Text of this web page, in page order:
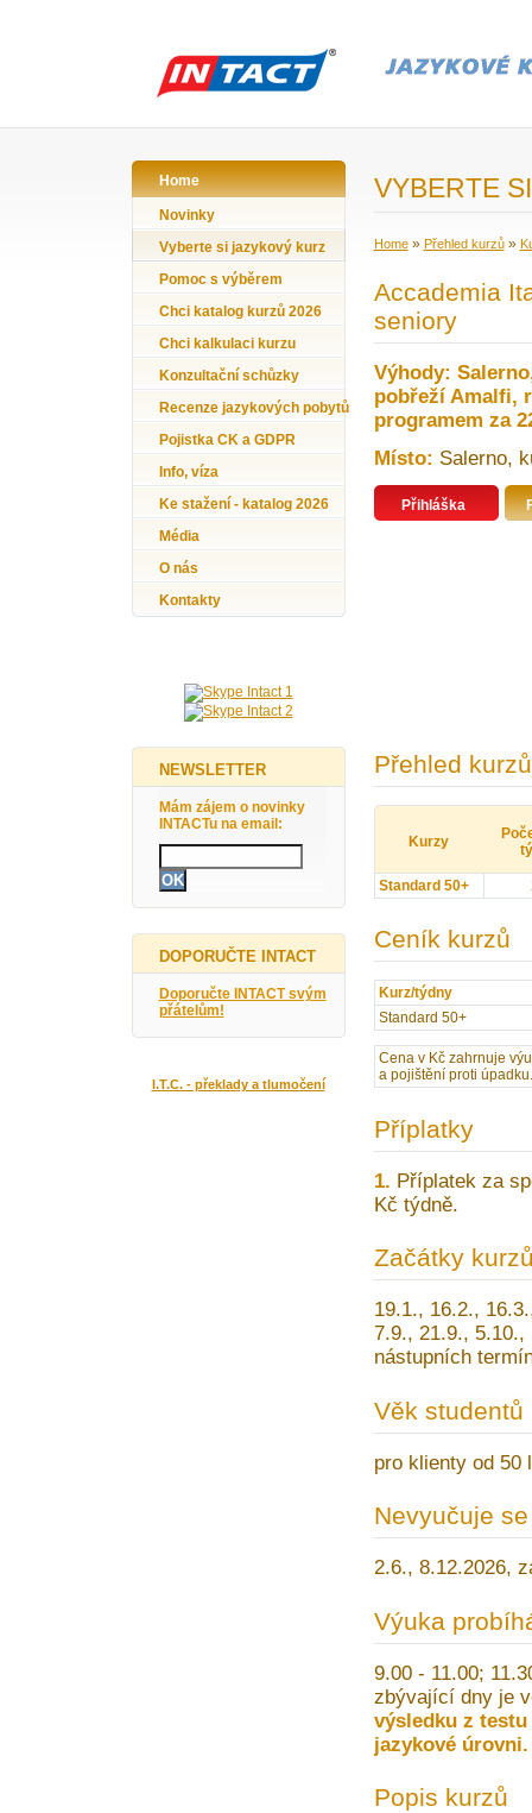
Home
Novinky
Vyberte si jazykový kurz
Pomoc s výběrem
Chci katalog kurzů 2026
Chci kalkulaci kurzu
Konzultační schůzky
Recenze jazykových pobytů
Pojistka CK a GDPR
Info, víza
Ke stažení - katalog 2026
Média
O nás
Kontakty
NEWSLETTER
Mám zájem o novinky
INTACTu na email:
DOPORUČTE INTACT
Doporučte INTACT svým
přátelům!
I.T.C. - překlady a tlumočení
VYBERTE
Home» Přehled kurzů»
Accademia
seniory
Výhody:
pobřeží Amalfi,
programem za
Místo: Salerno,
Přihláška
Přehled kurzů
Kurzy
Standard 50+
Ceník kurzů
Kurz/týdny
Standard 50+
Cena v Kč zahrnuje
a pojištění proti úpadku.
Příplatky
1. Příplatek za
Kč týdně.
Začátky
19.1., 16.2.,
7.9., 21.9., 5.10.,
nástupních
Věk studentů
pro klienty od 50
Nevyučuje se
2.6., 8.12.2026,
Výuka
9.00 - 11.00;
zbývající dny je
výsledku z
jazykové
Popis kurzů